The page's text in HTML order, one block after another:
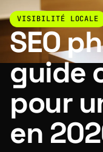
VISIBILITÉ LOCALE
SEO
guide
pour
en